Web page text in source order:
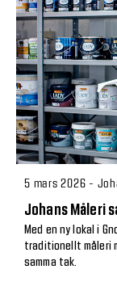
5 mars 2026 -
Johans Måleri
Med en ny lokal i
traditionellt måleri
samma tak.